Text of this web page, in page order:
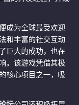
成为全球最受欢迎
和丰富的社交互动
巨大的成功，也在
。该游戏凭借其极
核心项目之一，吸